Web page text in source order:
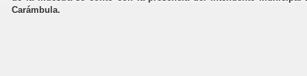
Carámbula.